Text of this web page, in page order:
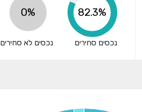
98.6%
נכסים סחירים
0%
נכסים לא סחירים